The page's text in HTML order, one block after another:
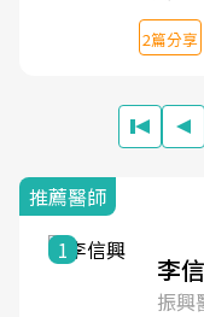
2篇分享
推薦醫師
1
林
高雄